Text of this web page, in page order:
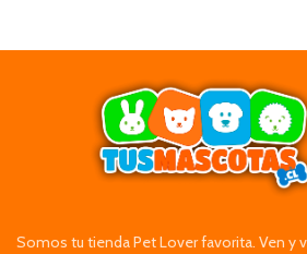
Somos tu tienda Pet Lover favorita. Ven y